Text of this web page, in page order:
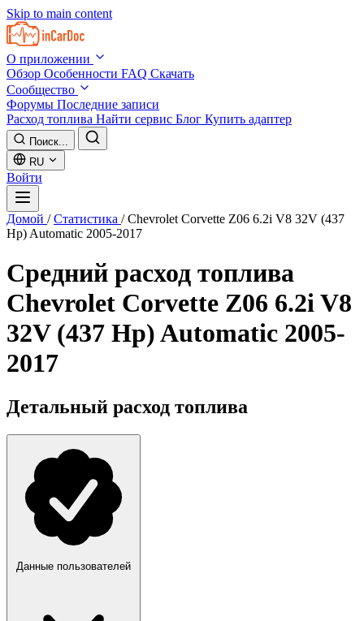
Skip to main content
О приложении
Обзор Особенности FAQ Скачать
Сообщество
Форумы Последние записи
Расход топлива Найти сервис Блог Купить адаптер
Поиск...
RU
Войти
Домой / Статистика / Chevrolet Corvette Z06 6.2i V8 32V (437
Hp) Automatic 2005-2017
Средний расход топлива
Chevrolet Corvette Z06 6.2i V8
32V (437 Hp) Automatic 2005-
2017
Детальный расход топлива
Данные пользователей